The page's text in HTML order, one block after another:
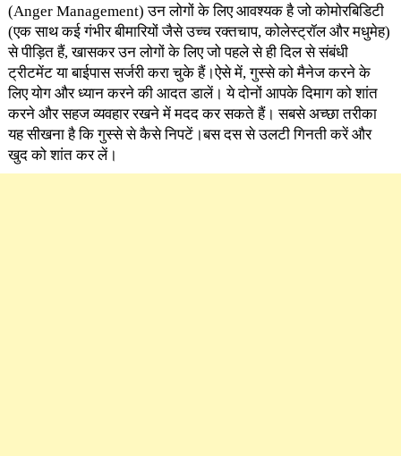
(Anger Management) उन लोगों के लिए आवश्यक है जो कोमोरबिडिटी
(एक साथ कई गंभीर बीमारियों जैसे उच्च रक्तचाप, कोलेस्ट्रॉल और मधुमेह)
से पीड़ित हैं, खासकर उन लोगों के लिए जो पहले से ही दिल से संबंधी
ट्रीटमेंट या बाईपास सर्जरी करा चुके हैं।ऐसे में, गुस्से को मैनेज करने के
लिए योग और ध्यान करने की आदत डालें। ये दोनों आपके दिमाग को शांत
करने और सहज व्यवहार रखने में मदद कर सकते हैं। सबसे अच्छा तरीका
यह सीखना है कि गुस्से से कैसे निपटें।बस दस से उलटी गिनती करें और
खुद को शांत कर लें।